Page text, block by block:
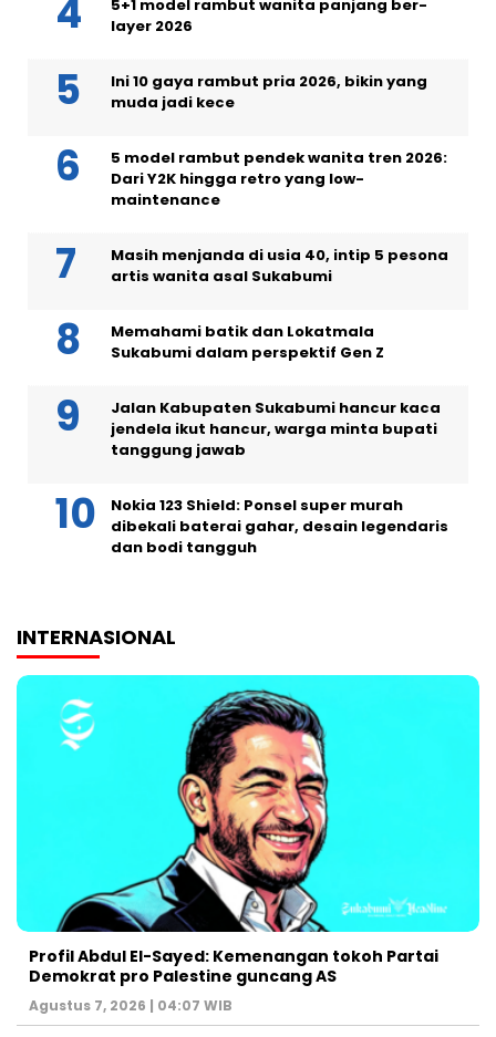
5+1 model rambut wanita panjang ber-
layer 2026
Ini 10 gaya rambut pria 2026, bikin yang
muda jadi kece
5 model rambut pendek wanita tren 2026:
Dari Y2K hingga retro yang low-
maintenance
Masih menjanda di usia 40, intip 5 pesona
artis wanita asal Sukabumi
Memahami batik dan Lokatmala
Sukabumi dalam perspektif Gen Z
Jalan Kabupaten Sukabumi hancur kaca
jendela ikut hancur, warga minta bupati
tanggung jawab
Nokia 123 Shield: Ponsel super murah
dibekali baterai gahar, desain legendaris
dan bodi tangguh
INTERNASIONAL
Profil Abdul El-Sayed: Kemenangan tokoh Partai
Demokrat pro Palestine guncang AS
Agustus 7, 2026 | 04:07 WIB